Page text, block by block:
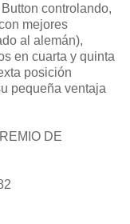
controlando,
mejores
al alemán),
en cuarta y quinta
posición
pequeña ventaja
DE